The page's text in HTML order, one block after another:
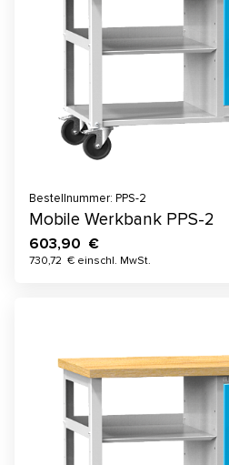
Bestellnummer: PPS-2
Mobile Werkbank PPS-2
603,90 €
730,72 € einschl. MwSt.